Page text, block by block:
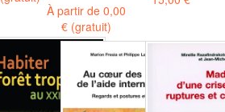
À partir de0,00
€ (gratuit)